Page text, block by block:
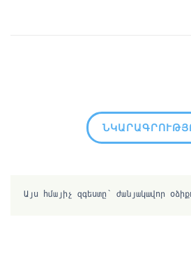
Այս հմայիչ զգեստը՝ ժանյակավոր